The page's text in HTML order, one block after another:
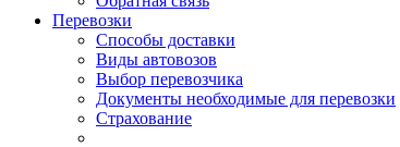
Перевозки
Способы доставки
Виды автовозов
Выбор перевозчика
Документы необходимые для перевозки
Страхование